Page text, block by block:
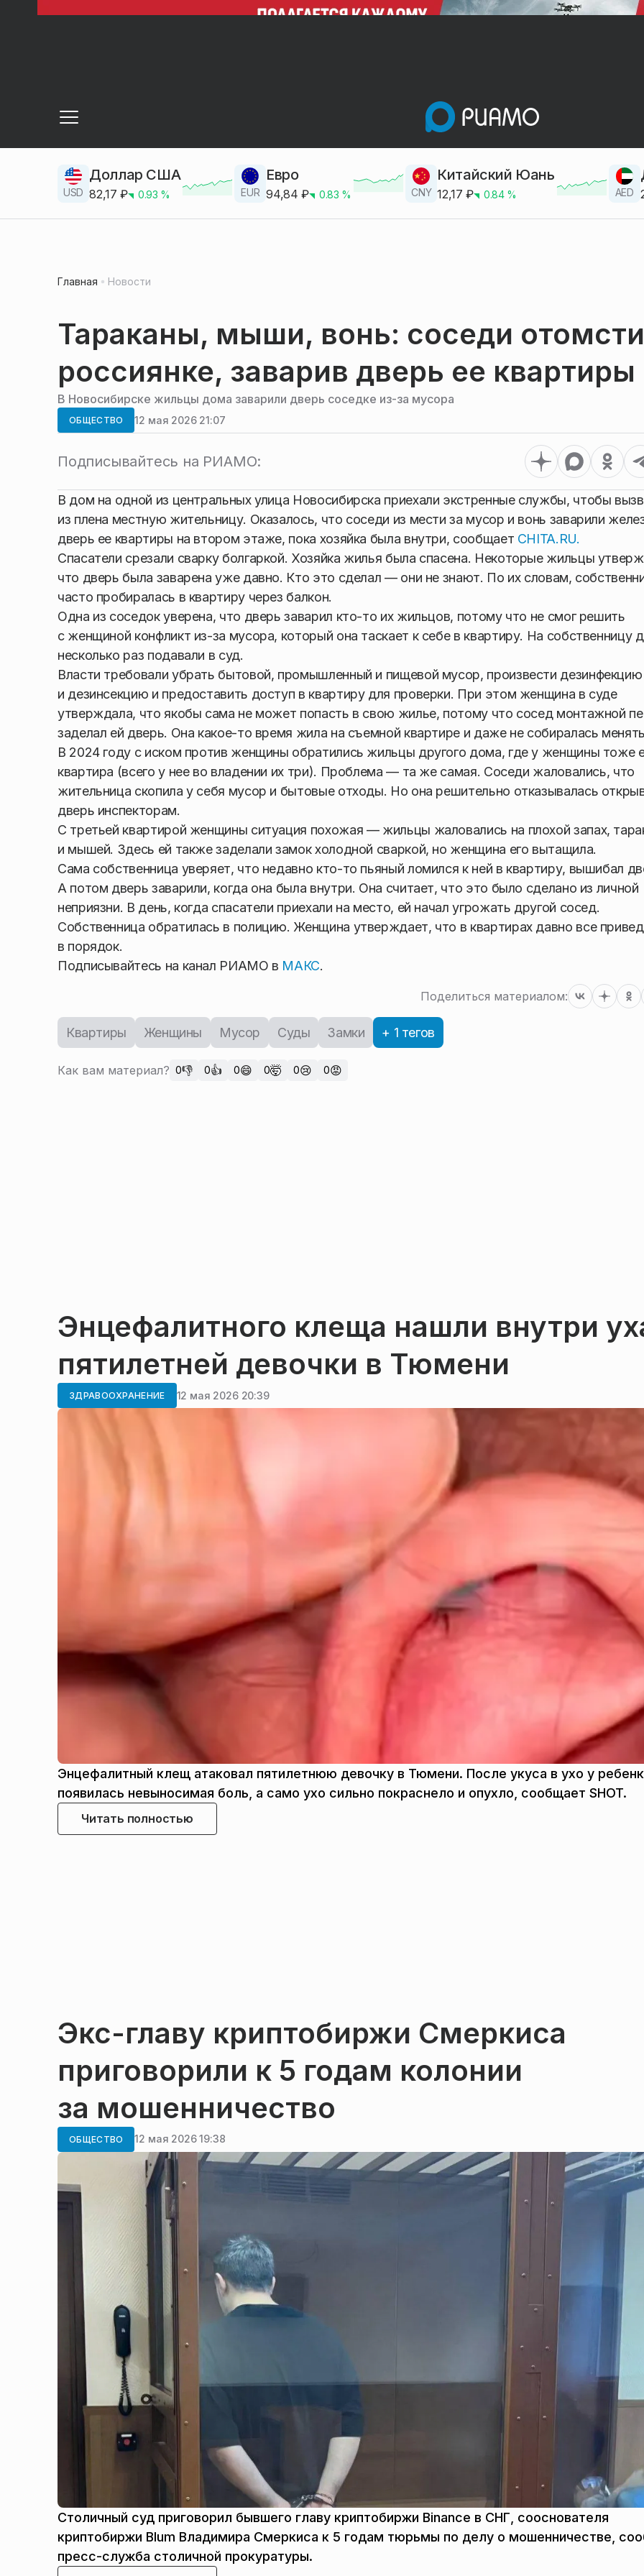
USD
Доллар США
82,17 ₽ 0.93 % EUR
Евро
94,84 ₽ 0.83 % CNY
Китайский Юань
12,17 ₽ 0.84% AED
Главная Новости
Тараканы, мыши, вонь: соседи
россиянке, заварив дверь ее квартиры
В Новосибирске жильцы дома заварили дверь соседке из-за мусора
ОБЩЕСТВО 12 мая 2026 21:07
Подписывайтесь на РИАМО:
В дом на одной из центральных улица Новосибирска приехали экстренные службы, чтобы
из плена местную жительницу. Оказалось, что соседи из мести за мусор и вонь заварили
дверь ее квартиры на втором этаже, пока хозяйка была внутри, сообщает CHITA.RU.
Спасатели срезали сварку болгаркой. Хозяйка жилья была спасена. Некоторые жильцы
что дверь была заварена уже давно. Кто это сделал — они не знают. По их словам,
часто пробиралась в квартиру через балкон.
Одна из соседок уверена, что дверь заварил кто-то их жильцов, потому что не смог решить
с женщиной конфликт из-за мусора, который она таскает к себе в квартиру. На собственницу
несколько раз подавали в суд.
Власти требовали убрать бытовой, промышленный и пищевой мусор, произвести дезинфекцию
и дезинсекцию и предоставить доступ в квартиру для проверки. При этом женщина в суде
утверждала, что якобы сама не может попасть в свою жилье, потому что сосед монтажной
заделал ей дверь. Она какое-то время жила на съемной квартире и даже не собиралась
В 2024 году с иском против женщины обратились жильцы другого дома, где у женщины тоже
квартира (всего у нее во владении их три). Проблема — та же самая. Соседи жаловались, что
жительница скопила у себя мусор и бытовые отходы. Но она решительно отказывалась
дверь инспекторам.
С третьей квартирой женщины ситуация похожая — жильцы жаловались на плохой запах,
и мышей. Здесь ей также заделали замок холодной сваркой, но женщина его вытащила.
Сама собственница уверяет, что недавно кто-то пьяный ломился к ней в квартиру, вышибал
А потом дверь заварили, когда она была внутри. Она считает, что это было сделано из личной
неприязни. В день, когда спасатели приехали на место, ей начал угрожать другой сосед.
Собственница обратилась в полицию. Женщина утверждает, что в квартирах давно все
в порядок.
Подписывайтесь на канал РИАМО в МАКС.
Поделиться материалом:
Квартиры Женщины Мусор Суды Замки + 1 тегов
Как вам материал? 0👎 0👍 0😄 0🤯 0😢 0😡
Энцефалитного клеща нашли внутри
пятилетней девочки в Тюмени
ЗДРАВООХРАНЕНИЕ 12 мая 2026 20:39
Энцефалитный клещ атаковал пятилетнюю девочку в Тюмени. После укуса в ухо у
появилась невыносимая боль, а само ухо сильно покраснело и опухло, сообщает SHOT.
Читать полностью
Экс-главу криптобиржи Смеркиса
приговорили к 5 годам колонии
за мошенничество
ОБЩЕСТВО 12 мая 2026 19:38
Столичный суд приговорил бывшего главу криптобиржи Binance в СНГ, сооснователя
криптобиржи Blum Владимира Смеркиса к 5 годам тюрьмы по делу о мошенничестве,
пресс-служба столичной прокуратуры.